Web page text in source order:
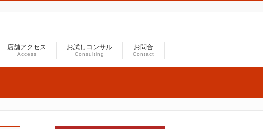
店舗アクセス
Access
お試しコンサル
Consulting
お問合
Contact